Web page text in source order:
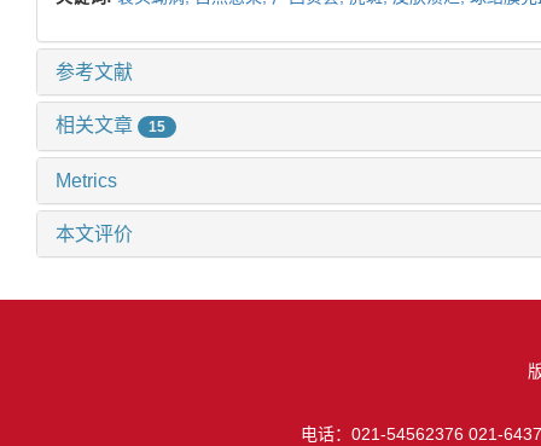
参考文献
相关文章 15
Metrics
本文评价
电话：021-54562376 021-